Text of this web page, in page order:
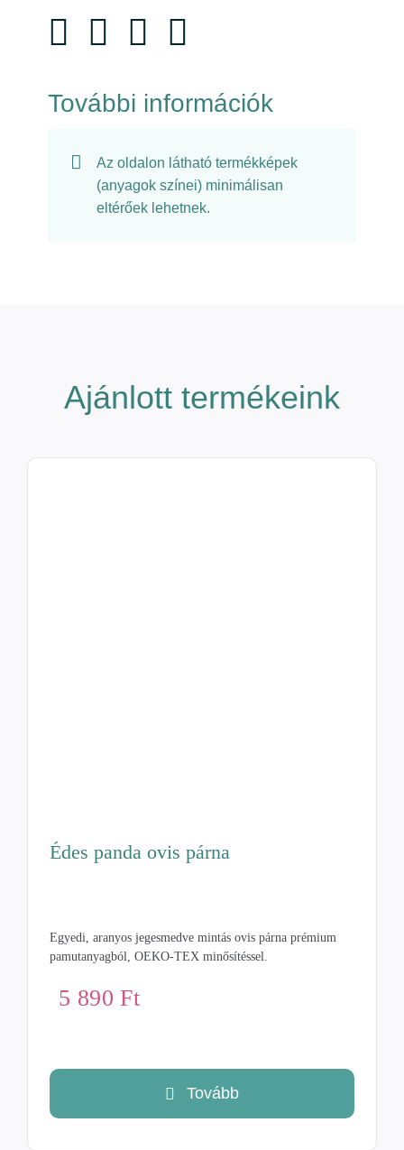
További információk
Az oldalon látható termékképek
(anyagok színei) minimálisan
eltérőek lehetnek.
Ajánlott termékeink
Édes panda ovis párna
Egyedi, aranyos jegesmedve mintás ovis párna prémium
pamutanyagból, OEKO-TEX minősítéssel.
5 890Ft
Tovább